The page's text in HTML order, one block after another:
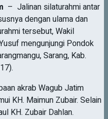
– Jalinan silaturahmi antar
dengan ulama dan
tersebut, Wakil
mengunjungi Pondok
Sarang, Kab.
akrab Wagub Jatim
KH. Maimun Zubair. Selain
KH. Zubair Dahlan.